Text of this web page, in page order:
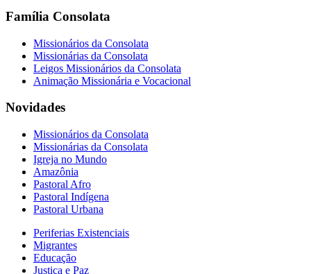
Família Consolata
Missionários da Consolata
Missionárias da Consolata
Leigos Missionários da Consolata
Animação Missionária e Vocacional
Novidades
Missionários da Consolata
Missionárias da Consolata
Igreja no Mundo
Amazônia
Pastoral Afro
Pastoral Indígena
Pastoral Urbana
Periferias Existenciais
Migrantes
Educação
Justiça e Paz